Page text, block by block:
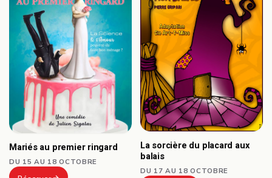
Mariés au premier ringard
DU 15 AU 18 OCTOBRE
La sorcière du placard aux
balais
DU 17 AU 18 OCTOBRE